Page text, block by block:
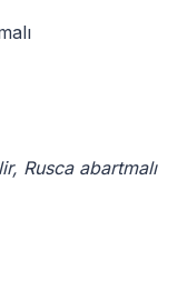
Rusca abartmalı